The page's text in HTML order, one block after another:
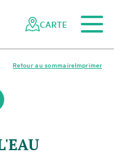
CARTE
Imprimer
Retour au sommaire